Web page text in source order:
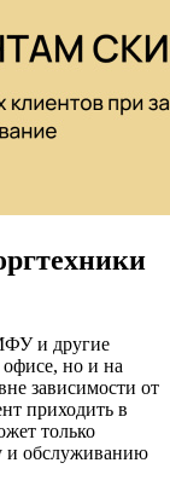
и другие
но и на
зависимости от
приходить в
только
и обслуживанию